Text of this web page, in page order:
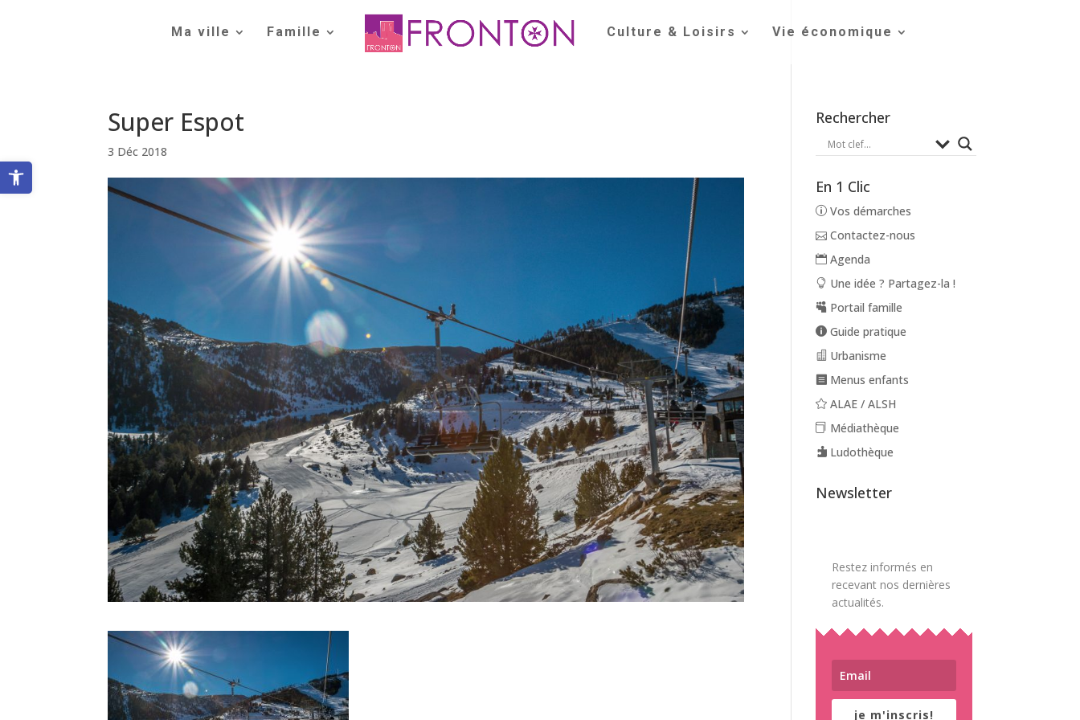
Ouvrir la barre d’outils
Ma ville Famille Culture & Loisirs Vie économique
Super Espot
3 Déc 2018
Rechercher
En 1 Clic
Vos démarches
Contactez-nous
Agenda
Une idée ? Partagez-la !
Portail famille
Guide pratique
Urbanisme
Menus enfants
ALAE / ALSH
Médiathèque
Ludothèque
Newsletter
Restez informés en
recevant nos dernières
actualités.
je m'inscris!